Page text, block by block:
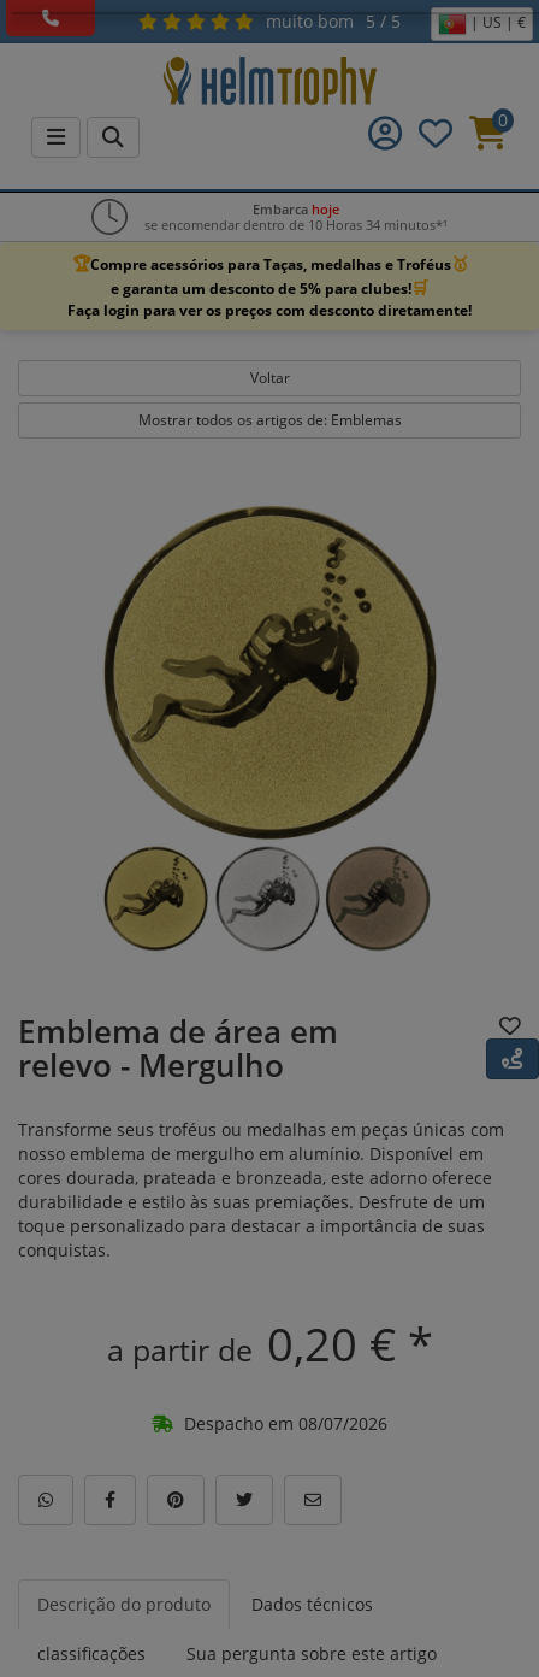
muito bom 5 / 5 | US | €
0
Embarca hoje
se encomendar dentro de 10 Horas 34 minutos*¹
🏆Compre acessórios para Taças, medalhas e Troféus🥇
e garanta um desconto de 5% para clubes!🛒
Faça login para ver os preços com desconto diretamente!
Voltar
Mostrar todos os artigos de: Emblemas
Emblema de área em
relevo - Mergulho
Transforme seus troféus ou medalhas em peças únicas com
nosso emblema de mergulho em alumínio. Disponível em
cores dourada, prateada e bronzeada, este adorno oferece
durabilidade e estilo às suas premiações. Desfrute de um
toque personalizado para destacar a importância de suas
conquistas.
a partir de 0,20 € *
Despacho em 08/07/2026
Descrição do produto Dados técnicos
classificações Sua pergunta sobre este artigo